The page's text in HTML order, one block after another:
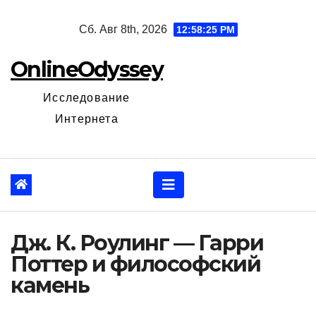
Сб. Авг 8th, 2026 12:58:26 PM
OnlineOdyssey
Исследование
Интернета
Дж. К. Роулинг — Гарри
Поттер и философский
камень